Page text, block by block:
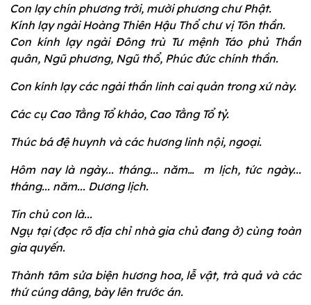
Con lạy chín phương trời, mười phương chư Phật.
Kính lạy ngài Hoàng Thiên Hậu Thổ chư vị Tôn thần.
Con kính lạy ngài Đông trù Tư mệnh Táo phủ Thần
quân, Ngũ phương, Ngũ thổ, Phúc đức chính thần.
Con kính lạy các ngài thần linh cai quản trong xứ này.
Các cụ Cao Tằng Tổ khảo, Cao Tằng Tổ tỷ.
Thúc bá đệ huynh và các hương linh nội, ngoại.
Hôm nay là ngày... tháng... năm… m lịch, tức ngày...
tháng... năm... Dương lịch.
Tín chủ con là...
Ngụ tại (đọc rõ địa chỉ nhà gia chủ đang ở) cùng toàn
gia quyến.
Thành tâm sửa biện hương hoa, lễ vật, trà quả và các
thứ cúng dâng, bày lên trước án.